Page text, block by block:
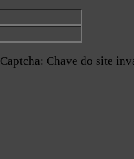
Chave do site